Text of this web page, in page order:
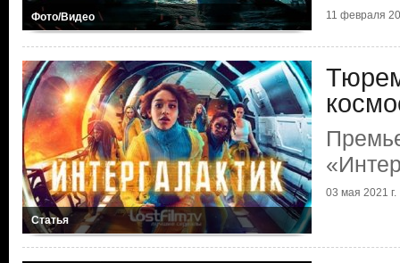
Фото/Видео 11 февраля
Статья
03 мая 2021 г.